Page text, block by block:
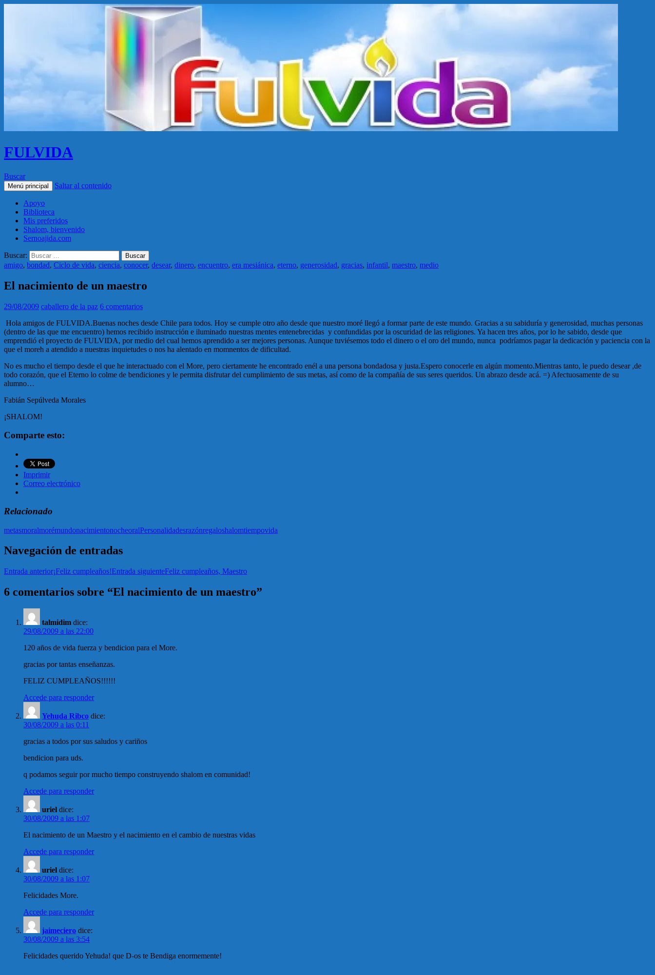
FULVIDA
Buscar
Menú principal Saltar al contenido
Apoyo
Biblioteca
Mis preferidos
Shalom, bienvenido
Sernoajida.com
Buscar:
amigo, bondad, Ciclo de vida, ciencia, conocer, desear, dinero, encuentro, era mesiánica, eterno, generosidad, gracias, infantil, maestro, medio
El nacimiento de un maestro
29/08/2009 caballero de la paz 6 comentarios
Hola amigos de FULVIDA.Buenas noches desde Chile para todos. Hoy se cumple otro año desde que nuestro moré llegó a formar parte de este mundo. Gracias a su sabiduría y generosidad, muchas personas
(dentro de las que me encuentro) hemos recibido instrucción e iluminado nuestras mentes entenebrecidas y confundidas por la oscuridad de las religiones. Ya hacen tres años, por lo he sabido, desde que
emprendió el proyecto de FULVIDA, por medio del cual hemos aprendido a ser mejores personas. Aunque tuviésemos todo el dinero o el oro del mundo, nunca podríamos pagar la dedicación y paciencia con la
que el moreh a atendido a nuestras inquietudes o nos ha alentado en momnentos de dificultad.
No es mucho el tiempo desde el que he interactuado con el More, pero ciertamente he encontrado enél a una persona bondadosa y justa.Espero conocerle en algún momento.Mientras tanto, le puedo desear ,de
todo corazón, que el Eterno lo colme de bendiciones y le permita disfrutar del cumplimiento de sus metas, así como de la compañía de sus seres queridos. Un abrazo desde acá. =) Afectuosamente de su
alumno…
Fabián Sepúlveda Morales
¡SHALOM!
Comparte esto:
Imprimir
Correo electrónico
Relacionado
metasmoralmorémundonacimientonocheoralPersonalidadesrazónregaloshalomtiempovida
Navegación de entradas
Entrada anterior¡Feliz cumpleaños!Entrada siguienteFeliz cumpleaños, Maestro
6 comentarios sobre “El nacimiento de un maestro”
talmidim dice:
29/08/2009 a las 22:00
120 años de vida fuerza y bendicion para el More.
gracias por tantas enseñanzas.
FELIZ CUMPLEAÑOS!!!!!!
Accede para responder
Yehuda Ribco dice:
30/08/2009 a las 0:11
gracias a todos por sus saludos y cariños
bendicion para uds.
q podamos seguir por mucho tiempo construyendo shalom en comunidad!
Accede para responder
uriel dice:
30/08/2009 a las 1:07
El nacimiento de un Maestro y el nacimiento en el cambio de nuestras vidas
Accede para responder
uriel dice:
30/08/2009 a las 1:07
Felicidades More.
Accede para responder
jaimeciero dice:
30/08/2009 a las 3:54
Felicidades querido Yehuda! que D-os te Bendiga enormemente!